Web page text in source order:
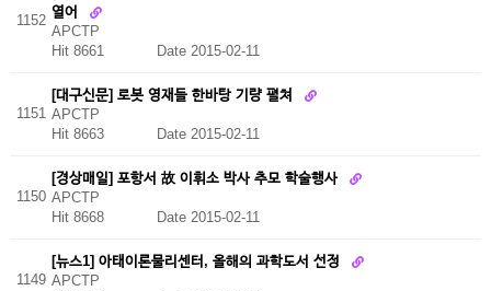
1152
열어
APCTP
Hit 8661 Date 2015-02-11
1151
[대구신문] 로봇 영재들 한바탕 기량 펼쳐
APCTP
Hit 8663
Date 2015-02-11
1150
[경상매일] 포항서 故 이휘소 박사 추모 학술행사
APCTP
Hit 8668
Date 2015-02-11
1149
[뉴스1] 아태이론물리센터, 올해의 과학도서 선정
APCTP